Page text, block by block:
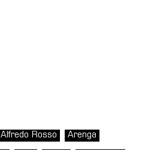
Alfredo Rosso Arenga